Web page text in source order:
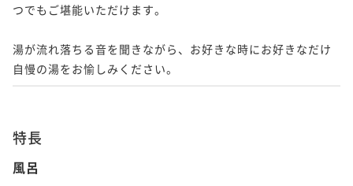
つでもご堪能いただけます。
湯が流れ落ちる音を聞きながら、お好きな時にお好きなだけ
特長
風呂